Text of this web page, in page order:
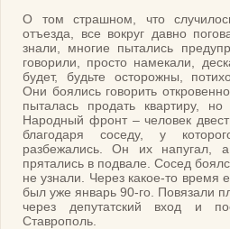
О том страшном, что
отъезда, все вокруг давно
знали, многие пытались
говорили, просто намекали,
будет, будьте осторожны,
Они боялись говорить
пыталась продать квартиру,
Народный фронт – человек
благодаря соседу, у
разбежались. Он их напугал,
прятались в подвале. Сосед
не узнали. Через какое-то время
был уже январь 90-го. Повязали
через депутатский вход и
Ставрополь.